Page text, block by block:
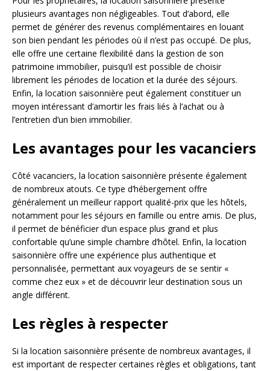
plusieurs avantages non négligeables. Tout d’abord, elle
permet de générer des revenus complémentaires en louant
son bien pendant les périodes où il n’est pas occupé. De plus,
elle offre une certaine flexibilité dans la gestion de son
patrimoine immobilier, puisqu’il est possible de choisir
librement les périodes de location et la durée des séjours.
Enfin, la location saisonnière peut également constituer un
moyen intéressant d’amortir les frais liés à l’achat ou à
l’entretien d’un bien immobilier.
Les avantages pour les vacanciers
Côté vacanciers, la location saisonnière présente également
de nombreux atouts. Ce type d’hébergement offre
généralement un meilleur rapport qualité-prix que les hôtels,
notamment pour les séjours en famille ou entre amis. De plus,
il permet de bénéficier d’un espace plus grand et plus
confortable qu’une simple chambre d’hôtel. Enfin, la location
saisonnière offre une expérience plus authentique et
personnalisée, permettant aux voyageurs de se sentir «
comme chez eux » et de découvrir leur destination sous un
angle différent.
Les règles à respecter
Si la location saisonnière présente de nombreux avantages, il
est important de respecter certaines règles et obligations, tant